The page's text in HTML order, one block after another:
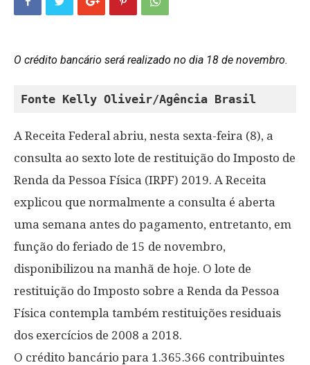
O crédito bancário será realizado no dia 18 de novembro.
Fonte Kelly Oliveir/Agência Brasil
A Receita Federal abriu, nesta sexta-feira (8), a
consulta ao sexto lote de restituição do Imposto de
Renda da Pessoa Física (IRPF) 2019. A Receita
explicou que normalmente a consulta é aberta
uma semana antes do pagamento, entretanto, em
função do feriado de 15 de novembro,
disponibilizou na manhã de hoje. O lote de
restituição do Imposto sobre a Renda da Pessoa
Física contempla também restituições residuais
dos exercícios de 2008 a 2018.
O crédito bancário para 1.365.366 contribuintes